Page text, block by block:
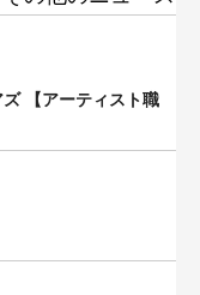
【アーティスト職